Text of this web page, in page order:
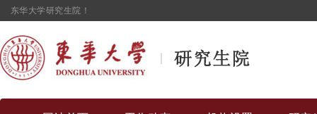
东华大学研究生院！